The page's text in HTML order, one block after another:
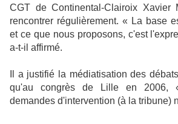
CGT de Continental-Clairoix Xavier
rencontrer régulièrement. « La base
et ce que nous proposons, c'est
a-t-il affirmé.
Il a justifié la médiatisation des
qu'au congrès de Lille en 2006,
demandes d'intervention (à la tribune)